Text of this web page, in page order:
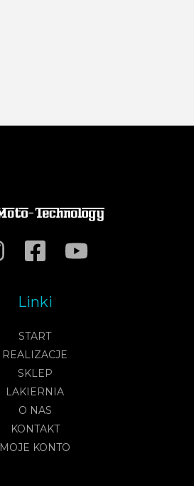
Linki
START
REALIZACJE
SKLEP
LAKIERNIA
O NAS
KONTAKT
MOJE KONTO